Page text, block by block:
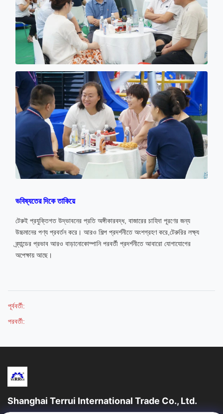
ভবিষ্যতের দিকে তাকিয়ে
টেরুই প্রযুক্তিগত উদ্ভাবনের প্রতি অঙ্গীকারবদ্ধ, বাজারের চাহিদা পূরণের জন্য
উচ্চমানের পণ্য প্রবর্তন করে। আরও শিল্প প্রদর্শনীতে অংশগ্রহণ করে,টেরুরির লক্ষ্য
ব্র্যান্ডের প্রভাব আরও বাড়ানোকোম্পানি পরবর্তী প্রদর্শনীতে আবারো যোগাযোগের
অপেক্ষায় আছে।
পূর্ববর্তী:
পরবর্তী:
Shanghai Terrui International Trade Co., Ltd.